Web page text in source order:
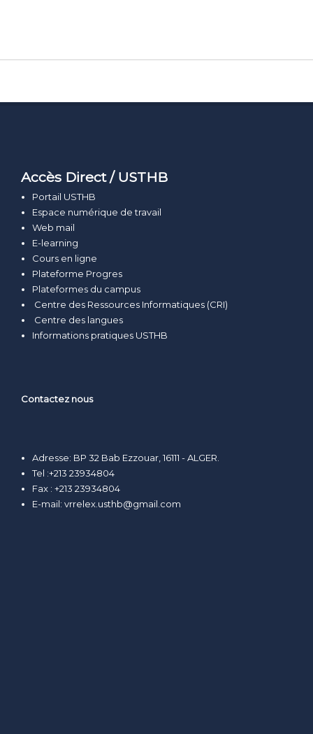
Accès Direct / USTHB
Portail USTHB
Espace numérique de travail
Web mail
E-learning
Cours en ligne
Plateforme Progres
Plateformes du campus
Centre des Ressources Informatiques (CRI)
Centre des langues
Informations pratiques USTHB
Contactez nous
Adresse: BP 32 Bab Ezzouar, 16111 - ALGER.
Tel :+213 23934804
Fax : +213 23934804
E-mail:vrrelex.usthb@gmail.com